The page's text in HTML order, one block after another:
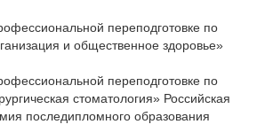
переподготовке по
и общественное здоровье»
переподготовке по
стоматология» Российская
последипломного образования